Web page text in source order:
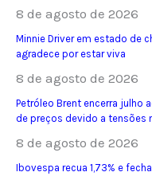
8 de agosto de 2026
Minnie Driver em estado de
agradece por estar viva
8 de agosto de 2026
Petróleo Brent encerra julho
de preços devido a tensões
8 de agosto de 2026
Ibovespa recua 1,73% e